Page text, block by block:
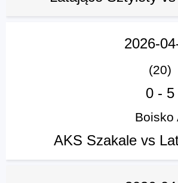
2026-
(20)
0 - 5
Boisko
AKS Szakale vs